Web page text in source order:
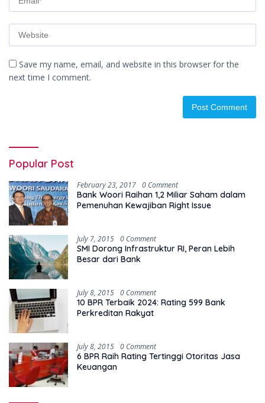
Save my name, email, and website in this browser for the
next time I comment.
Popular Post
February 23, 2017 0 Comment
Bank Woori Raihan 1,2 Miliar Saham dalam
Pemenuhan Kewajiban Right Issue
July 7, 2015 0 Comment
SMI Dorong Infrastruktur RI, Peran Lebih
Besar dari Bank
July 8, 2015 0 Comment
10 BPR Terbaik 2024: Rating 599 Bank
Perkreditan Rakyat
July 8, 2015 0 Comment
6 BPR Raih Rating Tertinggi Otoritas Jasa
Keuangan